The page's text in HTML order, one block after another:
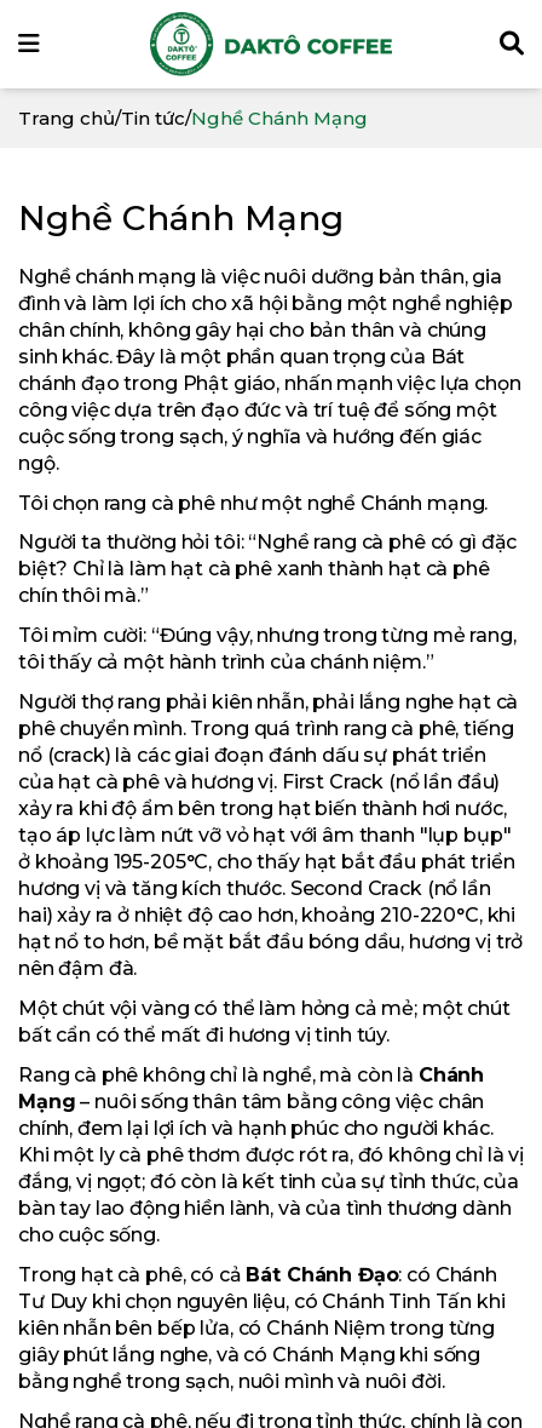
Trang chủ/Tin tức/Nghề Chánh Mạng
Nghề Chánh Mạng
Nghề chánh mạng là việc nuôi dưỡng bản thân, gia
đình và làm lợi ích cho xã hội bằng một nghề nghiệp
chân chính, không gây hại cho bản thân và chúng
sinh khác. Đây là một phần quan trọng của Bát
chánh đạo trong Phật giáo, nhấn mạnh việc lựa chọn
công việc dựa trên đạo đức và trí tuệ để sống một
cuộc sống trong sạch, ý nghĩa và hướng đến giác
ngộ.
Tôi chọn rang cà phê như một nghề Chánh mạng.
Người ta thường hỏi tôi: “Nghề rang cà phê có gì đặc
biệt? Chỉ là làm hạt cà phê xanh thành hạt cà phê
chín thôi mà.”
Tôi mỉm cười: “Đúng vậy, nhưng trong từng mẻ rang,
tôi thấy cả một hành trình của chánh niệm.”
Người thợ rang phải kiên nhẫn, phải lắng nghe hạt cà
phê chuyển mình. Trong quá trình rang cà phê, tiếng
nổ (crack) là các giai đoạn đánh dấu sự phát triển
của hạt cà phê và hương vị. First Crack (nổ lần đầu)
xảy ra khi độ ẩm bên trong hạt biến thành hơi nước,
tạo áp lực làm nứt vỡ vỏ hạt với âm thanh "lụp bụp"
ở khoảng 195-205°C, cho thấy hạt bắt đầu phát triển
hương vị và tăng kích thước. Second Crack (nổ lần
hai) xảy ra ở nhiệt độ cao hơn, khoảng 210-220°C, khi
hạt nổ to hơn, bề mặt bắt đầu bóng dầu, hương vị trở
nên đậm đà.
Một chút vội vàng có thể làm hỏng cả mẻ; một chút
bất cẩn có thể mất đi hương vị tinh túy.
Rang cà phê không chỉ là nghề, mà còn là Chánh
Mạng – nuôi sống thân tâm bằng công việc chân
chính, đem lại lợi ích và hạnh phúc cho người khác.
Khi một ly cà phê thơm được rót ra, đó không chỉ là vị
đắng, vị ngọt; đó còn là kết tinh của sự tỉnh thức, của
bàn tay lao động hiền lành, và của tình thương dành
cho cuộc sống.
Trong hạt cà phê, có cả Bát Chánh Đạo: có Chánh
Tư Duy khi chọn nguyên liệu, có Chánh Tinh Tấn khi
kiên nhẫn bên bếp lửa, có Chánh Niệm trong từng
giây phút lắng nghe, và có Chánh Mạng khi sống
bằng nghề trong sạch, nuôi mình và nuôi đời.
Nghề rang cà phê, nếu đi trong tỉnh thức, chính là con